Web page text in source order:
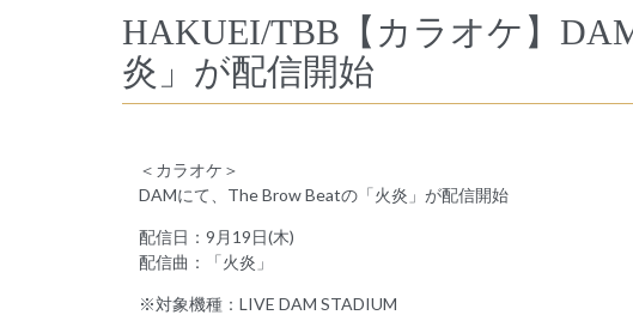
HAKUEI/TBB【カラオケ】
炎」が配信開始
＜カラオケ＞
DAMにて、The Brow Beatの「火炎」が配信開始
配信日：9月19日(木)
配信曲：「火炎」
※対象機種：LIVE DAM STADIUM